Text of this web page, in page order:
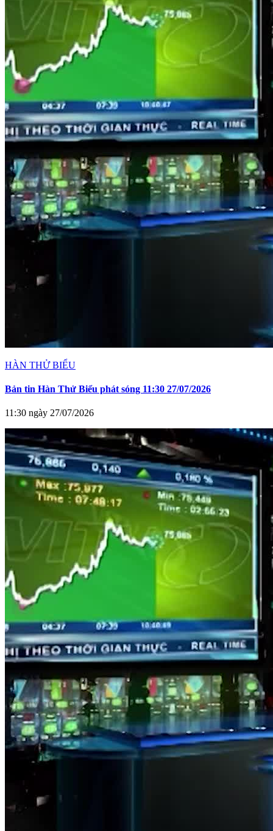
HÀN THỬ BIỂU
Bản tin Hàn Thử Biểu phát sóng 11:30 27/07/2026
11:30 ngày 27/07/2026